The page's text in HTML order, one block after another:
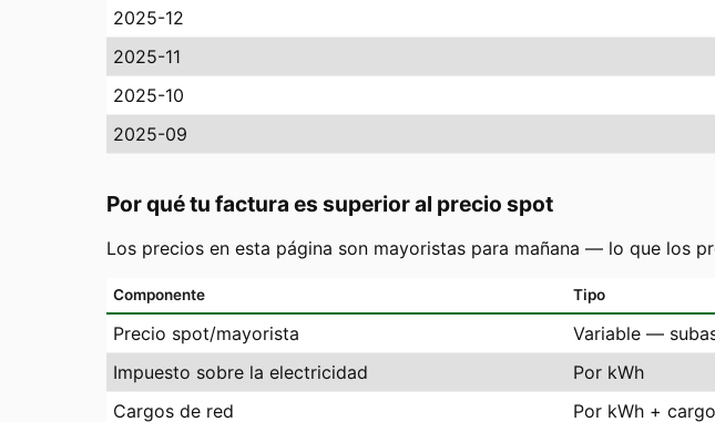
2025-12
2025-11
2025-10
2025-09
Por qué tu factura es superior al precio spot
Los precios en esta página son mayoristas para mañana — lo que los
Componente Tipo
Precio spot/mayorista Variable —
Impuesto sobre la electricidad
Por kWh
Cargos de red
Por kWh +